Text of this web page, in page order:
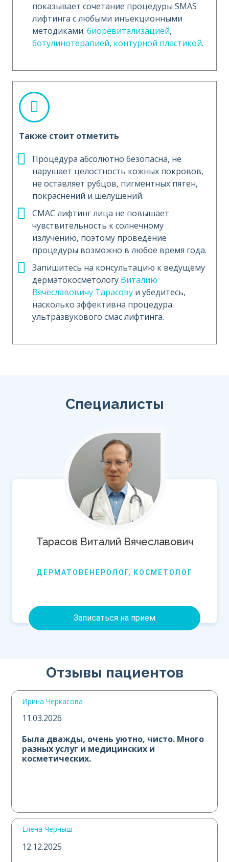
показывает сочетание процедуры SMAS
лифтинга с любыми инъекционными
методиками: биоревитализацией,
ботулинотерапией, контурной пластикой.
Также стоит отметить
Процедура абсолютно безопасна, не
нарушает целостность кожных покровов,
не оставляет рубцов, пигментных пятен,
покраснений и шелушений.
СМАС лифтинг лица не повышает
чувствительность к солнечному
излучению, поэтому проведение
процедуры возможно в любое время года.
Запишитесь на консультацию к ведущему
дерматокосметологу Виталию
Вячеславовичу Тарасову и убедитесь,
насколько эффективна процедура
ультразвукового смас лифтинга.
Специалисты
Тарасов Виталий Вячеславович
ДЕРМАТОВЕНЕРОЛОГ, КОСМЕТОЛОГ
Записаться на прием
Отзывы пациентов
Ирина Черкасова
11.03.2026
Была дважды, очень уютно, чисто. Много
разных услуг и медицинских и
косметических.
Елена Черныш
12.12.2025